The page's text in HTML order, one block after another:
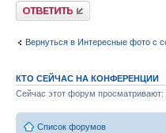
Ответить
Вернуться в Интересные фото с
КТО СЕЙЧАС НА КОНФЕРЕНЦИИ
Сейчас этот форум просматривают:
Список форумов